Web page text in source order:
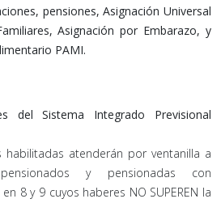
pensiones, Asignación Universal
Asignación por Embarazo, y
PAMI.
del Sistema Integrado Previsional
habilitadas atenderán por ventanilla a
y pensionadas con
8 y 9 cuyos haberes NO SUPEREN la